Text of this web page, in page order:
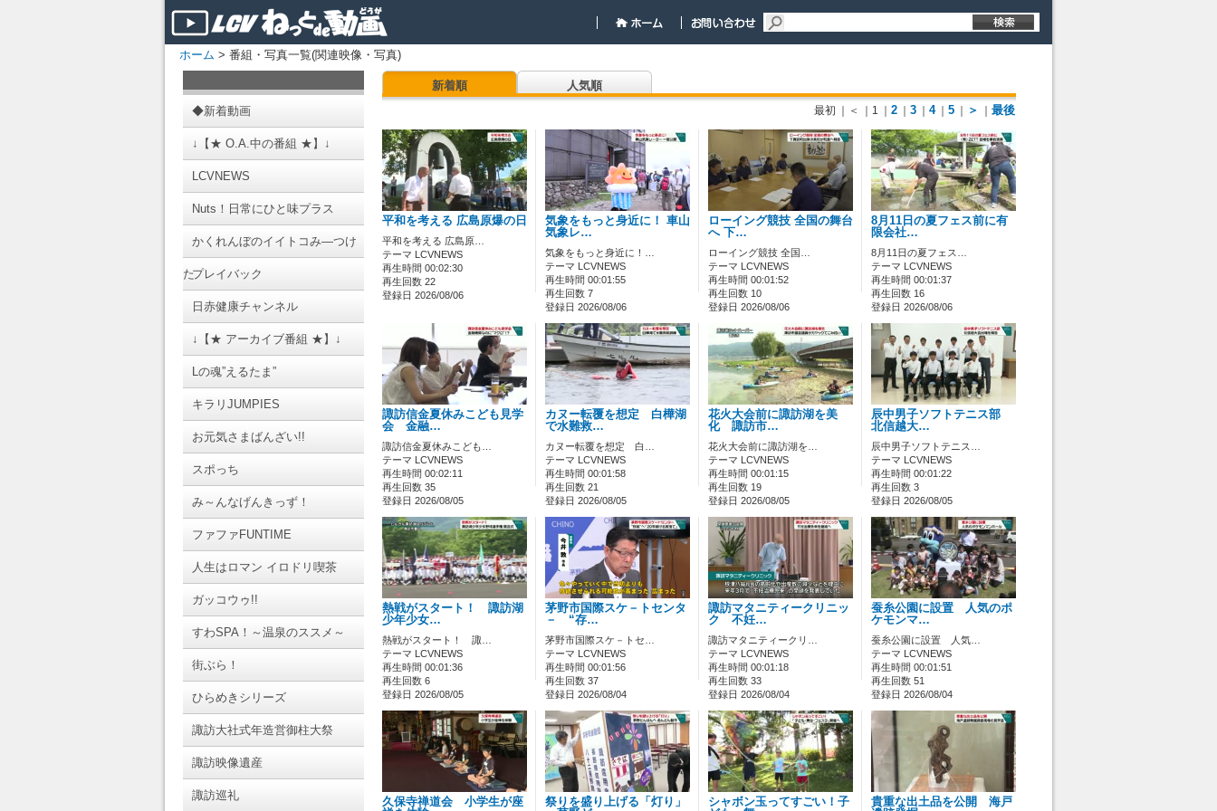
ホーム > 番組・写真一覧(関連映像・写真)
◆新着動画
↓【★ O.A.中の番組 ★】↓
LCVNEWS
Nuts！日常にひと味プラス
かくれんぼのイイトコみ―つけ
たプレイバック
日赤健康チャンネル
↓【★ アーカイブ番組 ★】↓
Lの魂”えるたま”
キラリJUMPIES
お元気さまばんざい!!
スポっち
み～んなげんきっず！
ファファFUNTIME
人生はロマン イロドリ喫茶
ガッコウゥ!!
すわSPA！～温泉のススメ～
街ぶら！
ひらめきシリーズ
諏訪大社式年造営御柱大祭
諏訪映像遺産
諏訪巡礼
新着順 人気順
最初 ｜＜ ｜1 2 3 4 5 ＞ 最後
平和を考える 広島原爆の日
平和を考える 広島原…
テーマ LCVNEWS
再生時間 00:02:30
再生回数 22
登録日 2026/08/06
気象をもっと身近に！ 車山
気象レ…
気象をもっと身近に！…
テーマ LCVNEWS
再生時間 00:01:55
再生回数 7
登録日 2026/08/06
ローイング競技 全国の舞台
へ 下…
ローイング競技 全国…
テーマ LCVNEWS
再生時間 00:01:52
再生回数 10
登録日 2026/08/06
8月11日の夏フェス前に有
限会社…
8月11日の夏フェス…
テーマ LCVNEWS
再生時間 00:01:37
再生回数 16
登録日 2026/08/06
諏訪信金夏休みこども見学
会 金融…
諏訪信金夏休みこども…
テーマ LCVNEWS
再生時間 00:02:11
再生回数 35
登録日 2026/08/05
カヌー転覆を想定 白樺湖
で水難救…
カヌー転覆を想定 白…
テーマ LCVNEWS
再生時間 00:01:58
再生回数 21
登録日 2026/08/05
花火大会前に諏訪湖を美
化 諏訪市…
花火大会前に諏訪湖を…
テーマ LCVNEWS
再生時間 00:01:15
再生回数 19
登録日 2026/08/05
辰中男子ソフトテニス部
北信越大…
辰中男子ソフトテニス…
テーマ LCVNEWS
再生時間 00:01:22
再生回数 3
登録日 2026/08/05
熱戦がスタート！ 諏訪湖
少年少女…
熱戦がスタート！ 諏…
テーマ LCVNEWS
再生時間 00:01:36
再生回数 6
登録日 2026/08/05
茅野市国際スケ－トセンタ
－ “存…
茅野市国際スケ－トセ…
テーマ LCVNEWS
再生時間 00:01:56
再生回数 37
登録日 2026/08/04
諏訪マタニティークリニッ
ク 不妊…
諏訪マタニティークリ…
テーマ LCVNEWS
再生時間 00:01:18
再生回数 33
登録日 2026/08/04
蚕糸公園に設置 人気のポ
ケモンマ…
蚕糸公園に設置 人気…
テーマ LCVNEWS
再生時間 00:01:51
再生回数 51
登録日 2026/08/04
久保寺禅道会 小学生が座
祭りを盛り上げる「灯り」
シャボン玉ってすごい！子
貴重な出土品を公開 海戸